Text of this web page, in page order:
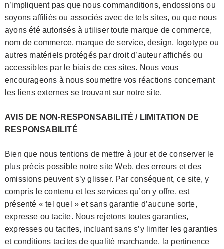
n’impliquent pas que nous commanditions, endossions ou
soyons affiliés ou associés avec de tels sites, ou que nous
ayons été autorisés à utiliser toute marque de commerce,
nom de commerce, marque de service, design, logotype ou
autres matériels protégés par droit d’auteur affichés ou
accessibles par le biais de ces sites. Nous vous
encourageons à nous soumettre vos réactions concernant
les liens externes se trouvant sur notre site.
AVIS DE NON-RESPONSABILITÉ / LIMITATION DE
RESPONSABILITÉ
Bien que nous tentions de mettre à jour et de conserver le
plus précis possible notre site Web, des erreurs et des
omissions peuvent s’y glisser. Par conséquent, ce site, y
compris le contenu et les services qu’on y offre, est
présenté « tel quel » et sans garantie d’aucune sorte,
expresse ou tacite. Nous rejetons toutes garanties,
expresses ou tacites, incluant sans s’y limiter les garanties
et conditions tacites de qualité marchande, la pertinence